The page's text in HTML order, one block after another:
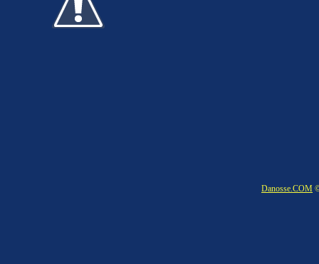
Danosse.COM